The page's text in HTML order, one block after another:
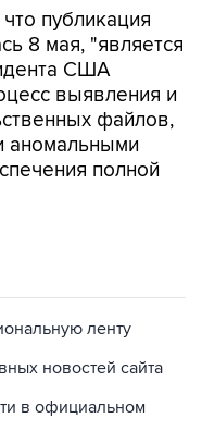
США
выявления и
файлов,
аномальными
полной
новостей сайта
в официальном